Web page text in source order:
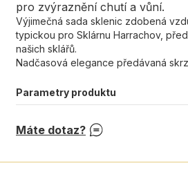
pro zvýraznění chutí a vůní.
Výjimečná sada sklenic zdobená
typickou pro Sklárnu Harrachov,
našich sklářů.
Nadčasová elegance předávaná
Parametry produktu
Máte dotaz?